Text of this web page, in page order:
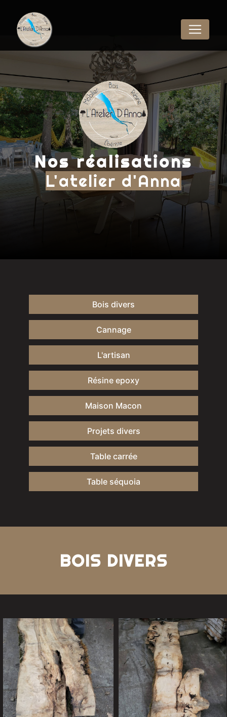
Nos réalisations
L'atelier d'Anna
Bois divers
Cannage
L'artisan
Résine epoxy
Maison Macon
Projets divers
Table carrée
Table séquoia
BOIS DIVERS